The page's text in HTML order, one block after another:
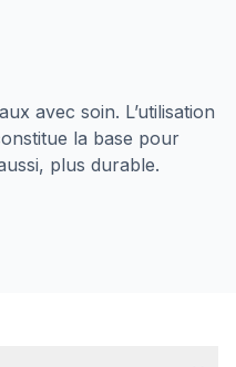
avec soin. L’utilisation
la base pour
plus durable.